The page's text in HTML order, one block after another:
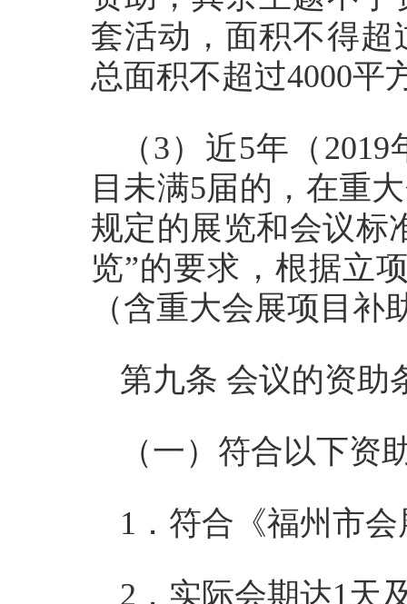
套活动，面积不得超
总面积不超过4000平
（3）近5年（
目未满5届的，在重
规定的展览和会议标
览”的要求，根据立
（含重大会展项目补
第九条 会议的资助
（一）符合以下资
1．符合《福州市
2．实际会期达1天